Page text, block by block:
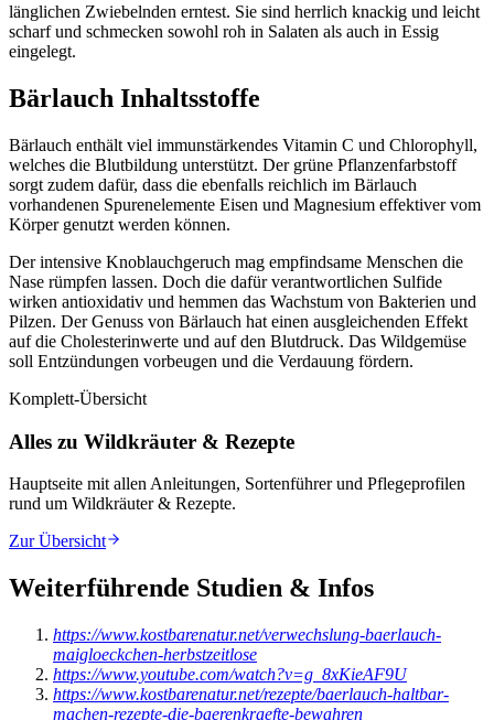
länglichen Zwiebelnden erntest. Sie sind herrlich knackig und leicht
scharf und schmecken sowohl roh in Salaten als auch in Essig
eingelegt.
Bärlauch Inhaltsstoffe
Bärlauch enthält viel immunstärkendes Vitamin C und Chlorophyll,
welches die Blutbildung unterstützt. Der grüne Pflanzenfarbstoff
sorgt zudem dafür, dass die ebenfalls reichlich im Bärlauch
vorhandenen Spurenelemente Eisen und Magnesium effektiver vom
Körper genutzt werden können.
Der intensive Knoblauchgeruch mag empfindsame Menschen die
Nase rümpfen lassen. Doch die dafür verantwortlichen Sulfide
wirken antioxidativ und hemmen das Wachstum von Bakterien und
Pilzen. Der Genuss von Bärlauch hat einen ausgleichenden Effekt
auf die Cholesterinwerte und auf den Blutdruck. Das Wildgemüse
soll Entzündungen vorbeugen und die Verdauung fördern.
Komplett-Übersicht
Alles zu Wildkräuter & Rezepte
Hauptseite mit allen Anleitungen, Sortenführer und Pflegeprofilen
rund um Wildkräuter & Rezepte.
Zur Übersicht
Weiterführende Studien & Infos
https://www.kostbarenatur.net/verwechslung-baerlauch-
maigloeckchen-herbstzeitlose
https://www.youtube.com/watch?v=g_8xKieAF9U
https://www.kostbarenatur.net/rezepte/baerlauch-haltbar-
machen-rezepte-die-baerenkraefte-bewahren